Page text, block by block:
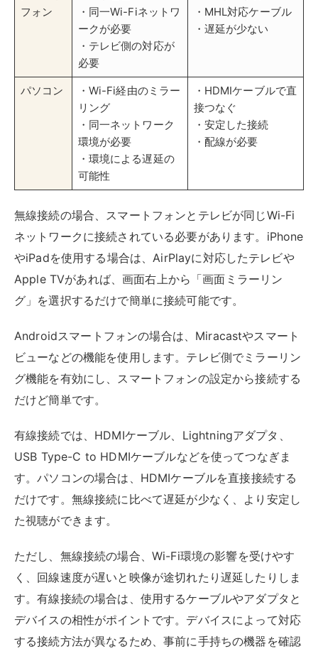
無線接続の場合、スマートフォンとテレビが同じWi-Fi
ネットワークに接続されている必要があります。iPhone
やiPadを使用する場合は、AirPlayに対応したテレビや
Apple TVがあれば、画面右上から「画面ミラーリン
グ」を選択するだけで簡単に接続可能です。
Androidスマートフォンの場合は、Miracastやスマート
ビューなどの機能を使用します。テレビ側でミラーリン
グ機能を有効にし、スマートフォンの設定から接続する
だけど簡単です。
有線接続では、HDMIケーブル、Lightningアダプタ、
USB Type-C to HDMIケーブルなどを使ってつなぎま
す。パソコンの場合は、HDMIケーブルを直接接続する
だけです。無線接続に比べて遅延が少なく、より安定し
ただし、無線接続の場合、Wi-Fi環境の影響を受けやす
く、回線速度が遅いと映像が途切れたり遅延したりしま
す。有線接続の場合は、使用するケーブルやアダプタと
する接続方法が異なるため、事前に手持ちの機器を確認
しておきましょう。
PlayStation®4やAladdin Xを使って見る
ピーカー機能をあわせ持つ製品を使って視聴するのもお
すすめです。
機能・特
徴
PlayStation®4 Aladdin Xシリーズ